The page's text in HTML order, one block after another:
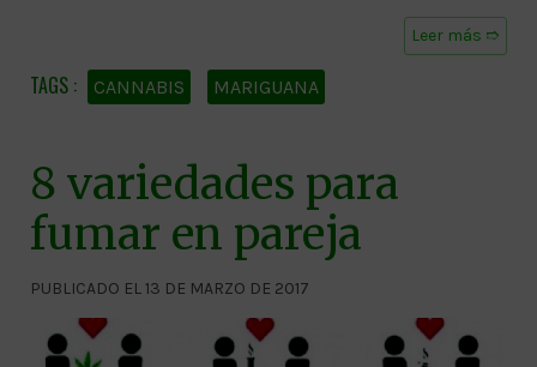
Leer más ➱
CANNABIS MARIGUANA
8 variedades para
fumar en pareja
PUBLICADO EL 13 DE MARZO DE 2017